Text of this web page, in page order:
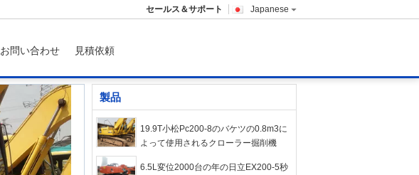
Japanese
セールス＆サポート
お問い合わせ 見積依頼
製品
19.9T小松Pc200-8のバケツの0.8m3に
よって使用されるクローラー掘削機
6.5L変位2000台の年の日立EX200-5秒